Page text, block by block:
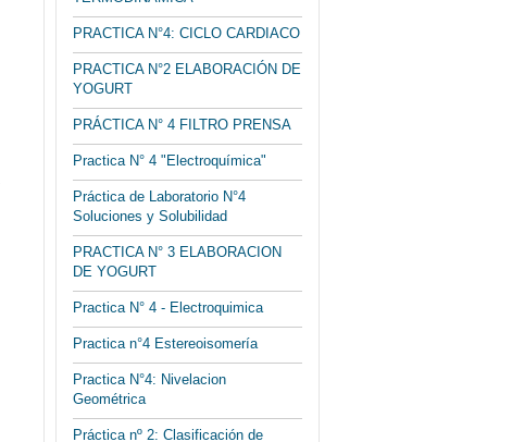
PRACTICA N°4: CICLO CARDIACO
PRACTICA N°2 ELABORACIÓN DE
YOGURT
PRÁCTICA N° 4 FILTRO PRENSA
Practica N° 4 "Electroquímica"
Práctica de Laboratorio N°4
Soluciones y Solubilidad
PRACTICA N° 3 ELABORACION
DE YOGURT
Practica N° 4 - Electroquimica
Practica n°4 Estereoisomería
Practica N°4: Nivelacion
Geométrica
Práctica nº 2: Clasificación de